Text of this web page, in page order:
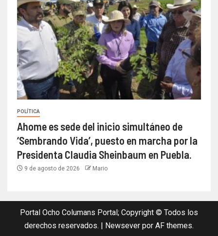
POLÍTICA
Ahome es sede del inicio simultáneo de
‘Sembrando Vida’, puesto en marcha por la
Presidenta Claudia Sheinbaum en Puebla.
9 de agosto de 2026 Mario
Portal Ocho Columans Portal; Copyright © Todos los
derechos reservados. | Newsever por AF themes.